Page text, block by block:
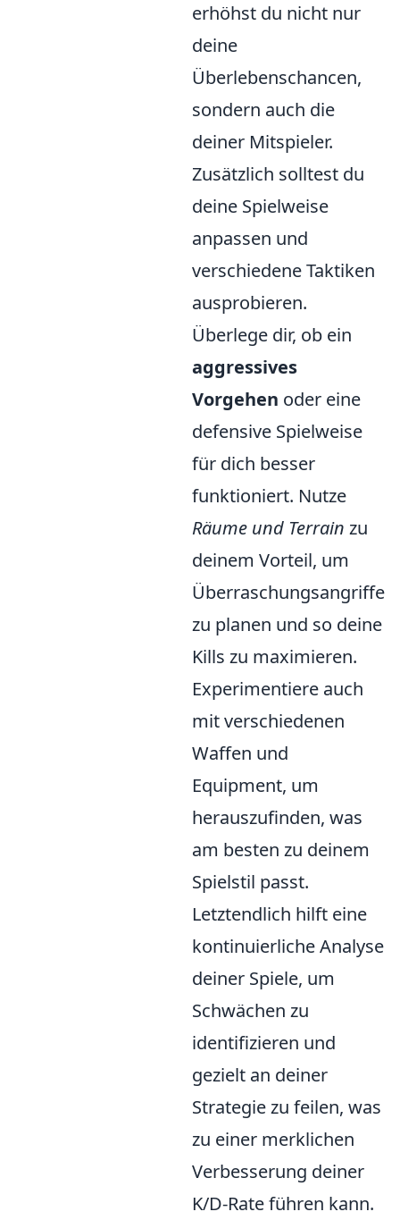
erhöhst du nicht nur
deine
Überlebenschancen,
sondern auch die
deiner Mitspieler.
Zusätzlich solltest du
deine Spielweise
anpassen und
verschiedene Taktiken
ausprobieren.
Überlege dir, ob ein
aggressives
Vorgehen oder eine
defensive Spielweise
für dich besser
funktioniert. Nutze
Räume und Terrain zu
deinem Vorteil, um
Überraschungsangriffe
zu planen und so deine
Kills zu maximieren.
Experimentiere auch
mit verschiedenen
Waffen und
Equipment, um
herauszufinden, was
am besten zu deinem
Spielstil passt.
Letztendlich hilft eine
kontinuierliche Analyse
deiner Spiele, um
Schwächen zu
identifizieren und
gezielt an deiner
Strategie zu feilen, was
zu einer merklichen
Verbesserung deiner
K/D-Rate führen kann.